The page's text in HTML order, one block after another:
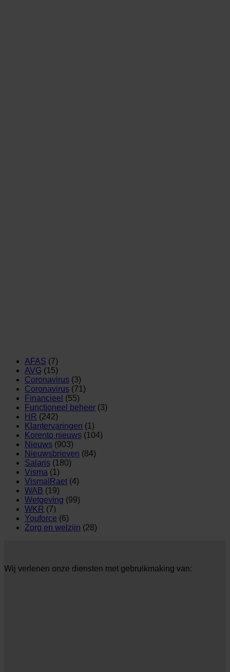
AFAS (7)
AVG (15)
Coronavirus (3)
Coronavirus (71)
Financieel (55)
Functioneel beheer (3)
HR (242)
Klantervaringen (1)
Korento nieuws (104)
Nieuws (903)
Nieuwsbrieven (84)
Salaris (180)
Visma (1)
Visma|Raet (4)
WAB (19)
Wetgeving (99)
WKR (7)
Youforce (6)
Zorg en welzijn (28)
Wij verlenen onze diensten met gebruikmaking van: